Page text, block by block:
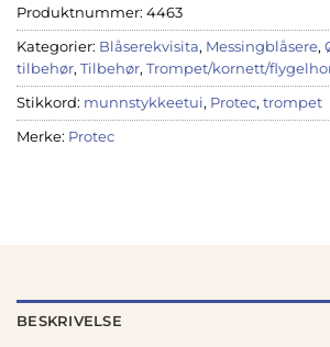
Produktnummer: 4463
Kategorier: Blåserekvisita, Messingblåsere,
tilbehør, Tilbehør, Trompet/kornett/
Stikkord: munnstykkeetui, Protec, trompet
Merke: Protec
BESKRIVELSE